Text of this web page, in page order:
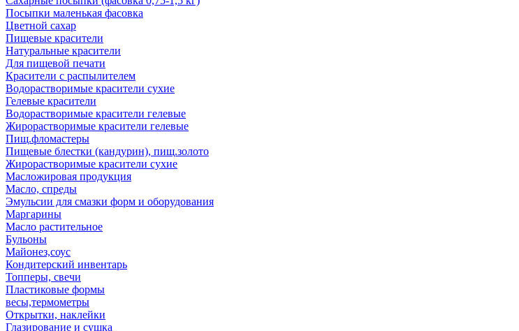
Посыпки маленькая фасовка
Цветной сахар
Пищевые красители
Натуральные красители
Для пищевой печати
Красители с распылителем
Водорастворимые красители сухие
Гелевые красители
Водорастворимые красители гелевые
Жирорастворимые красители гелевые
Пищ.фломастеры
Пищевые блестки (кандурин), пищ.золото
Жирорастворимые красители сухие
Масложировая продукция
Масло, спреды
Эмульсии для смазки форм и оборудования
Маргарины
Масло растительное
Бульоны
Майонез,соус
Кондитерский инвентарь
Топперы, свечи
Пластиковые формы
весы,термометры
Открытки, наклейки
Глазирование и сушка